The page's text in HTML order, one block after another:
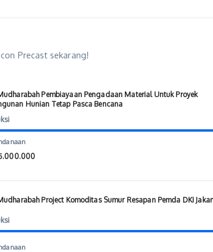
Precast sekarang!
Pembiayaan Pengadaan Material Untuk Proyek
Hunian Tetap Pasca Bencana
Project Komoditas Sumur Resapan Pemda DKI